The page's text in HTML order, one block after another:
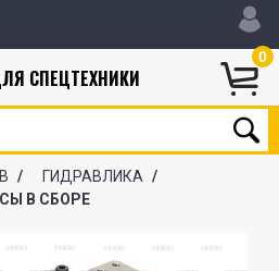
0
СПЕЦТЕХНИКИ
/ ГИДРАВЛИКА /
В СБОРЕ